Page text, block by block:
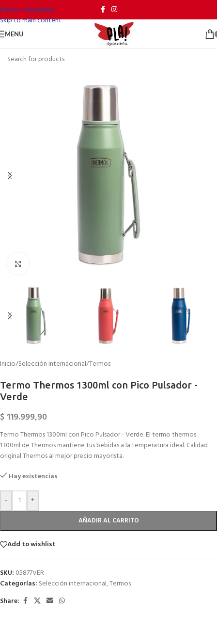
Skip to navigation
Skip to main content
MENU
Inicio/Selección internacional/Termos
Termo Thermos 1300ml con Pico Pulsador -
Verde
$ 119.999,90
Termo Thermos 1300ml con Pico Pulsador - Verde. El termo thermos
1300ml de Thermos mantiene tus bebidas a la temperatura ideal. Calidad
original Thermos al mejor precio mayorista.
Hay existencias
- +
AÑADIR AL CARRITO
Add to wishlist
SKU: 05877VER
Categorías: Selección internacional,Termos
Share: